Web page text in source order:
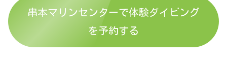
串本マリンセンターで体験ダイビング
を予約する